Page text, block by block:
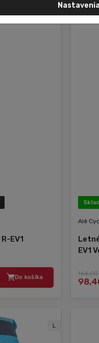
XL
EV1
Do košíka
Alé
EV1
L
Nastavenia